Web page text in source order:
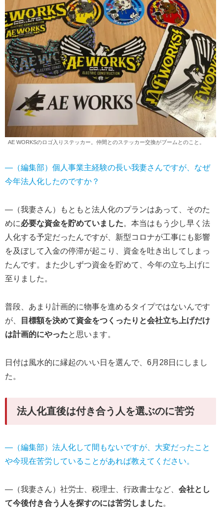
AE WORKSのロゴ入りステッカー。仲間とのステッカー交換がブームとのこと。
―（編集部）個人事業主経験の長い我妻さんですが、なぜ
今年法人化したのですか？
―（我妻さん）もともと法人化のプランはあって、そのた
めに必要な資金を貯めていました。本当はもう少し早く法
人化する予定だったんですが、新型コロナが工事にも影響
を及ぼして入金の停滞が起こり、資金を吐き出してしまっ
たんです。また少しずつ資金を貯めて、今年の立ち上げに
至りました。
普段、あまり計画的に物事を進めるタイプではないんです
が、
目標額を決めて資金をつくったりと会社立ち上げだけ
は計画的にやったと思います。
日付は風水的に縁起のいい日を選んで、6月28日にしまし
た。
法人化直後は付き合う人を選ぶのに苦労
―（編集部）法人化して間もないですが、大変だったこと
や今現在苦労していることがあれば教えてください。
―（我妻さん）社労士、税理士、行政書士など、 会社とし
て今後付き合う人を探すのには苦労しました。